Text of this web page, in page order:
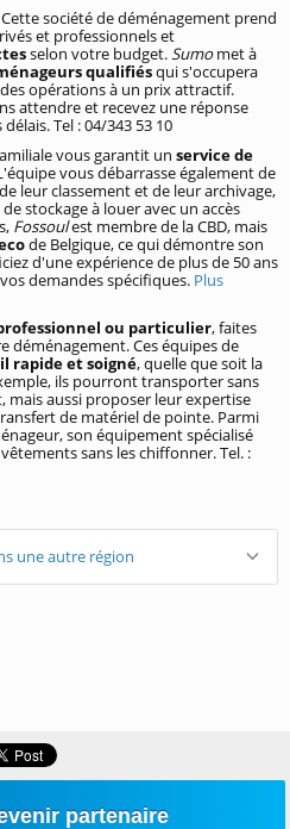
société de déménagement prend
et professionnels et
selon votre budget.Sumomet à
qualifiésqui s'occupera
opérations à un prix attractif.
attendre et recevez une réponse
Tel : 04/343 53 10
vous garantit un service de
vous débarrasse également de
leur classement et de leur archivage,
stockage à louer avec un accès
Fossoulest membre de la CBD, mais
de Belgique, ce qui démontre son
d'une expérience de plus de 50 ans
demandes spécifiques. Plus
ou particulier, faites
déménagement. Ces équipes de
rapide et soigné, quelle que soit la
ils pourront transporter sans
aussi proposer leur expertise
de matériel de pointe. Parmi
son équipement spécialisé
sans les chiffonner. Tel. :
une autre région
partenaire